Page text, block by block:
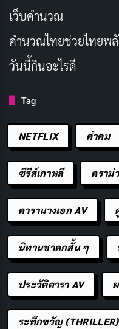
“ตายโหง ตายเฮี้ยน ตอน
ของหนังสยองขวัญที่เล่า
เกิดขึ้นหลังจากอุบัติเหตุร
ต้นเมื่อกลุ่มผู้โดยสารใ
คิด และวิญญาณของพวก
ยุติธรรมและเปิดเผยค
เนื้อเรื่องนำเสนอความ
ของตัวละครหลัก แอ๊นท์,
เหตุการณ์เหนือธรรมชา
เว็บคํานวณ
คํานวณไทยช่วยไทยพ
วันนี้กินอะไรดี
Tag
NETFLIX คำคม
ซีรีส์เกาหลี ดราม่
ดารานางเอก AV
นิทานชาดกสั้น ๆ
ประวัติดารา AV
ระทึกขวัญ (THRILLER)